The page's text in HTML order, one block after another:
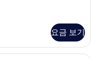
요금 보기
스튜디오, 퀸사이즈침대 1